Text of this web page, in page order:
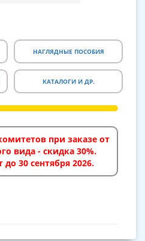
НАГЛЯДНЫЕ ПОСОБИЯ
КАТАЛОГИ И ДР.
при заказе от
вида - скидка 30%.
30 сентября 2026.